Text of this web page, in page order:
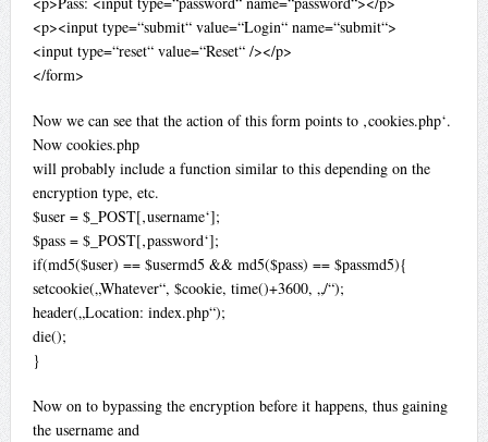
<p><input type=“submit“ value=“Login“ name=“submit“>
<input type=“reset“ value=“Reset“ /></p>
</form>
Now we can see that the action of this form points to ‚cookies.php‘.
Now cookies.php
will probably include a function similar to this depending on the
encryption type, etc.
$user = $_POST[‚username‘];
$pass = $_POST[‚password‘];
if(md5($user) == $usermd5 && md5($pass) == $passmd5){
setcookie(„Whatever“, $cookie, time()+3600, „/“);
header(„Location: index.php“);
die();
}
Now on to bypassing the encryption before it happens, thus gaining
the username and